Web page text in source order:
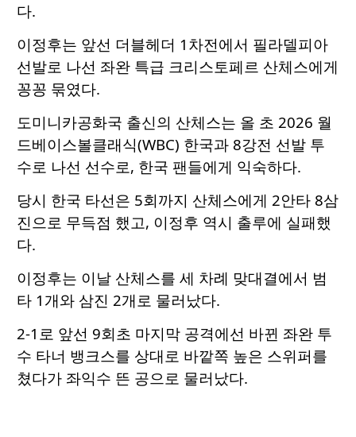
다.
이정후는 앞선 더블헤더 1차전에서 필라델피아
선발로 나선 좌완 특급 크리스토페르 산체스에게
꽁꽁 묶였다.
도미니카공화국 출신의 산체스는 올 초 2026 월
드베이스볼클래식(WBC) 한국과 8강전 선발 투
수로 나선 선수로, 한국 팬들에게 익숙하다.
당시 한국 타선은 5회까지 산체스에게 2안타 8삼
진으로 무득점 했고, 이정후 역시 출루에 실패했
다.
이정후는 이날 산체스를 세 차례 맞대결에서 범
타 1개와 삼진 2개로 물러났다.
2-1로 앞선 9회초 마지막 공격에선 바뀐 좌완 투
수 타너 뱅크스를 상대로 바깥쪽 높은 스위퍼를
쳤다가 좌익수 뜬 공으로 물러났다.